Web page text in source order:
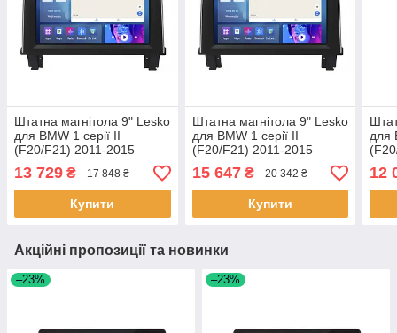
Штатна магнітола 9" Lesko
для BMW 1 серії II
(F20/F21) 2011-2015
2/32Gb CarPlay 4G Wi-Fi
GPS Prime 1 шт.
13 729 ₴ 17 848 ₴
Купити
Штатна магнітола 9" Lesko
для BMW 1 серії II
(F20/F21) 2011-2015
4/64Gb CarPlay 4G Wi-Fi
GPS Prime 1 шт.
15 647₴ 20 342 ₴
Купити
для
12
Акційні пропозиції та новинки
–23% –23%